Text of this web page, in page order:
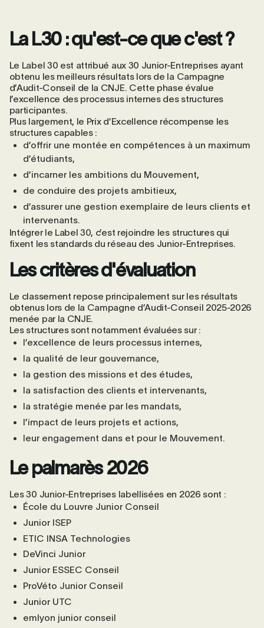
La L30 : qu'est-ce que c'est ?
Le Label 30 est attribué aux 30 Junior-Entreprises ayant
obtenu les meilleurs résultats lors de la Campagne
d’Audit-Conseil de la CNJE. Cette phase évalue
l’excellence des processus internes des structures
participantes.
Plus largement, le Prix d’Excellence récompense les
structures capables :
d’offrir une montée en compétences à un maximum
d’étudiants,
d’incarner les ambitions du Mouvement,
de conduire des projets ambitieux,
d’assurer une gestion exemplaire de leurs clients et
intervenants.
Intégrer le Label 30, c’est rejoindre les structures qui
fixent les standards du réseau des Junior-Entreprises.
Les critères d'évaluation
Le classement repose principalement sur les résultats
obtenus lors de la Campagne d’Audit-Conseil 2025-2026
menée par la CNJE.
Les structures sont notamment évaluées sur :
l’excellence de leurs processus internes,
la qualité de leur gouvernance,
la gestion des missions et des études,
la satisfaction des clients et intervenants,
la stratégie menée par les mandats,
l’impact de leurs projets et actions,
leur engagement dans et pour le Mouvement.
Le palmarès 2026
Les 30 Junior-Entreprises labellisées en 2026 sont :
École du Louvre Junior Conseil
Junior ISEP
ETIC INSA Technologies
DeVinci Junior
Junior ESSEC Conseil
ProVéto Junior Conseil
Junior UTC
emlyon junior conseil